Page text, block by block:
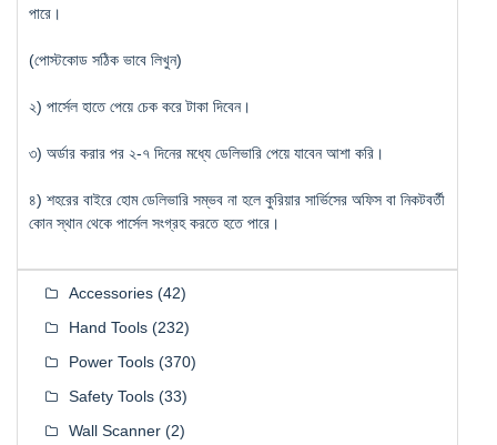
পারে।
(পোস্টকোড সঠিক ভাবে লিখুন)
২) পার্সেল হাতে পেয়ে চেক করে টাকা দিবেন।
৩) অর্ডার করার পর ২-৭ দিনের মধ্যে ডেলিভারি পেয়ে যাবেন আশা করি।
৪) শহরের বাইরে হোম ডেলিভারি সম্ভব না হলে কুরিয়ার সার্ভিসের অফিস বা নিকটবর্তী
কোন স্থান থেকে পার্সেল সংগ্রহ করতে হতে পারে।
Accessories (42)
Hand Tools (232)
Power Tools (370)
Safety Tools (33)
Wall Scanner (2)